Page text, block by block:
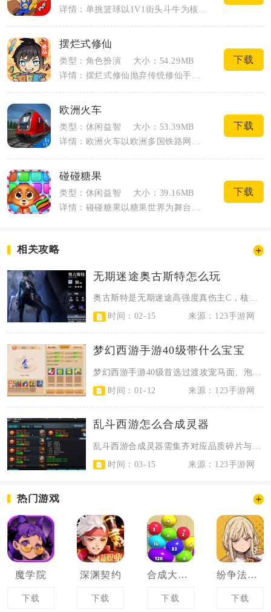
摆烂式修仙
类型：角色扮演
大小：54.29MB
下载
欧洲火车
类型：休闲益智
大小：53.39MB
下载
碰碰糖果
类型：休闲益智
大小：39.16MB
下载
相关攻略
无期迷途奥古斯特怎么玩
奥古斯特是无期迷途高强度真伤主C，核心玩法围绕残锋资源管理与必杀持续输出展开...
时间：02-15
来源：123手游网
梦幻西游手游40级带什么宝宝
时间：01-12
来源：123手游网
乱斗西游怎么合成灵器
时间：03-15
来源：123手游网
热门游戏
魔学院
下载
深渊契约
下载
合成大泡泡
下载
纷争法则大贸险
下载